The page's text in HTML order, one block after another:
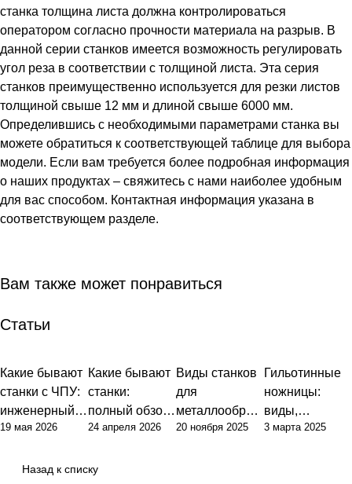
станка толщина листа должна контролироваться
оператором согласно прочности материала на разрыв. В
данной серии станков имеется возможность регулировать
угол реза в соответствии с толщиной листа. Эта серия
станков преимущественно используется для резки листов
толщиной свыше 12 мм и длиной свыше 6000 мм.
Определившись с необходимыми параметрами станка вы
можете обратиться к соответствующей таблице для выбора
модели. Если вам требуется более подробная информация
о наших продуктах – свяжитесь с нами наиболее удобным
для вас способом. Контактная информация указана в
соответствующем разделе.
Вам также может понравиться
Статьи
Какие бывают
станки с ЧПУ:
инженерный
подход к
и и выбору
19 мая 2026
Какие бывают
станки:
полный обзор
типов и их
24 апреля 2026
Виды станков
для
металлообраб
отки: полный
20 ноября 2025
Гильотинные
ножницы:
виды,
устройство и
3 марта 2025
Назад к списку